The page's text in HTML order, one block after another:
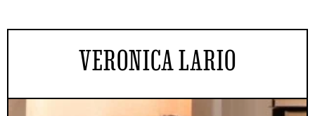
VERONICA LARIO